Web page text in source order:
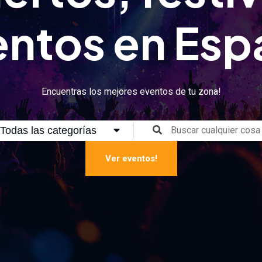
en
Encuentras los mejores eventos de tu zona!
Todas las categorías
Ver eventos!